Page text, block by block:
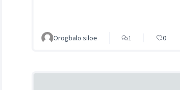
Orogbalo siloe 1 0